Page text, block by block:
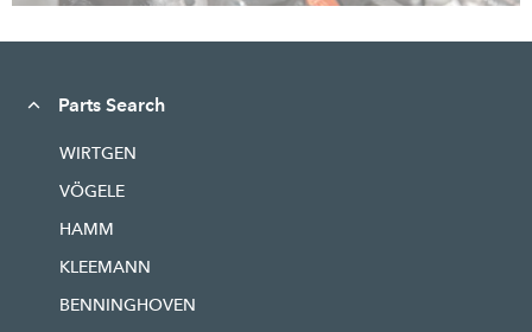
Parts Search
WIRTGEN
VÖGELE
HAMM
KLEEMANN
BENNINGHOVEN